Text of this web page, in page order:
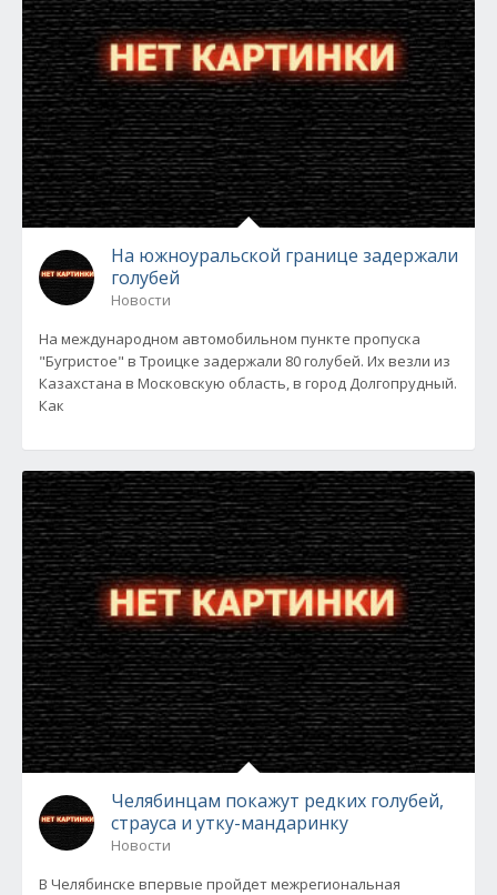
На южноуральской границе задержали
голубей
Новости
На международном автомобильном пункте пропуска
"Бугристое" в Троицке задержали 80 голубей. Их везли из
Казахстана в Московскую область, в город Долгопрудный.
Как
Челябинцам покажут редких голубей,
страуса и утку-мандаринку
Новости
В Челябинске впервые пройдет межрегиональная